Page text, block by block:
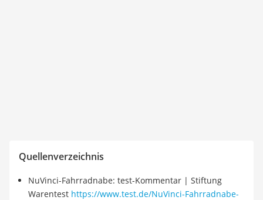
Quellenverzeichnis
NuVinci-Fahrradnabe: test-Kommentar | Stiftung
Warentest https://www.test.de/NuVinci-Fahrradnabe-